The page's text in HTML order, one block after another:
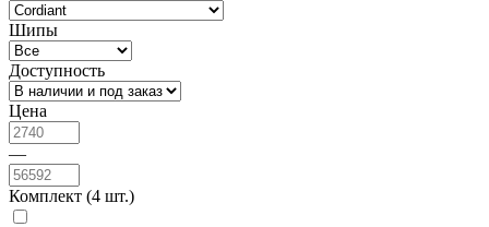
Шипы
Доступность
Цена
—
Комплект (4 шт.)